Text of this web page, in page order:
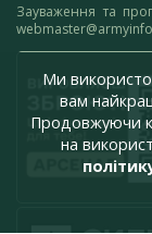
Зауваження та
Ми
вам
Продовжуючи
на